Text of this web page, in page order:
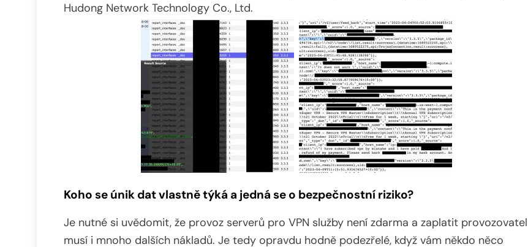
Hudong Network Technology Co., Ltd.
Koho se únik dat vlastně týká a jedná se o bezpečnostní riziko?
Je nutné si uvědomit, že provoz serverů pro VPN služby není zdarma a zaplatit provozovatel
musí i mnoho dalších nákladů. Je tedy opravdu hodně podezřelé, když vám někdo něco